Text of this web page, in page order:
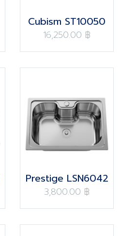
Cubism ST10050
16,250.00 ฿
Prestige LSN6042
3,800.00 ฿